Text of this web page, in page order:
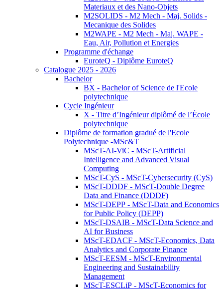
Materiaux et des Nano-Objets
M2SOLIDS - M2 Mech - Maj. Solids -
Mecanique des Solides
M2WAPE - M2 Mech - Maj. WAPE -
Eau, Air, Pollution et Energies
Programme d'échange
EuroteQ - Diplôme EuroteQ
Catalogue 2025 - 2026
Bachelor
BX - Bachelor of Science de l'Ecole
polytechnique
Cycle Ingénieur
X - Titre d’Ingénieur diplômé de l’École
polytechnique
Diplôme de formation gradué de l'Ecole
Polytechnique -MSc&T
MScT-AI-ViC - MScT-Artificial
Intelligence and Advanced Visual
Computing
MScT-CyS - MScT-Cybersecurity (CyS)
MScT-DDDF - MScT-Double Degree
Data and Finance (DDDF)
MScT-DEPP - MScT-Data and Economics
for Public Policy (DEPP)
MScT-DSAIB - MScT-Data Science and
AI for Business
MScT-EDACF - MScT-Economics, Data
Analytics and Corporate Finance
MScT-EESM - MScT-Environmental
Engineering and Sustainability
Management
MScT-ESCLiP - MScT-Economics for